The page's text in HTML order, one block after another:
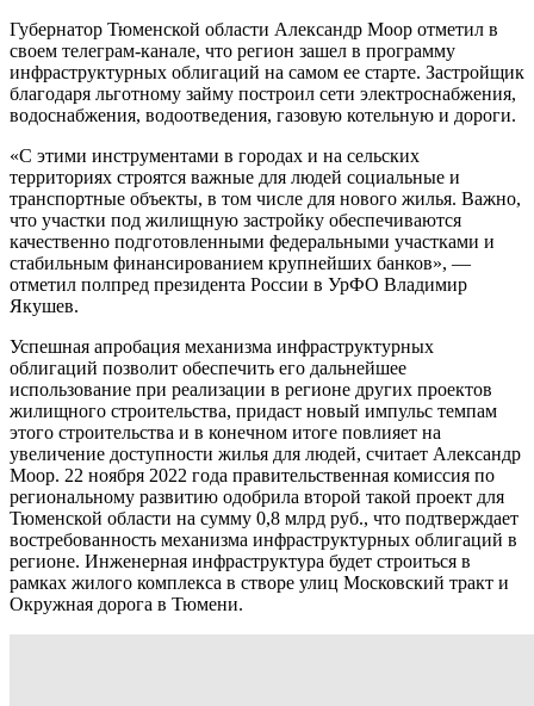
Губернатор Тюменской области Александр Моор отметил в
своем телеграм-канале, что регион зашел в программу
инфраструктурных облигаций на самом ее старте. Застройщик
благодаря льготному займу построил сети электроснабжения,
водоснабжения, водоотведения, газовую котельную и дороги.
«С этими инструментами в городах и на сельских
территориях строятся важные для людей социальные и
транспортные объекты, в том числе для нового жилья. Важно,
что участки под жилищную застройку обеспечиваются
качественно подготовленными федеральными участками и
стабильным финансированием крупнейших банков», —
отметил полпред президента России в УрФО Владимир
Якушев.
Успешная апробация механизма инфраструктурных
облигаций позволит обеспечить его дальнейшее
использование при реализации в регионе других проектов
жилищного строительства, придаст новый импульс темпам
этого строительства и в конечном итоге повлияет на
увеличение доступности жилья для людей, считает Александр
Моор. 22 ноября 2022 года правительственная комиссия по
региональному развитию одобрила второй такой проект для
Тюменской области на сумму 0,8 млрд руб., что подтверждает
востребованность механизма инфраструктурных облигаций в
регионе. Инженерная инфраструктура будет строиться в
рамках жилого комплекса в створе улиц Московский тракт и
Окружная дорога в Тюмени.